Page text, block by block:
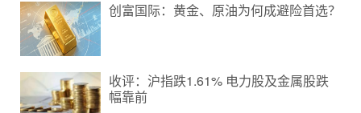
创富国际：黄金、原油为何成避险首选？
收评：沪指跌1.61% 电力股及金属股跌
幅靠前